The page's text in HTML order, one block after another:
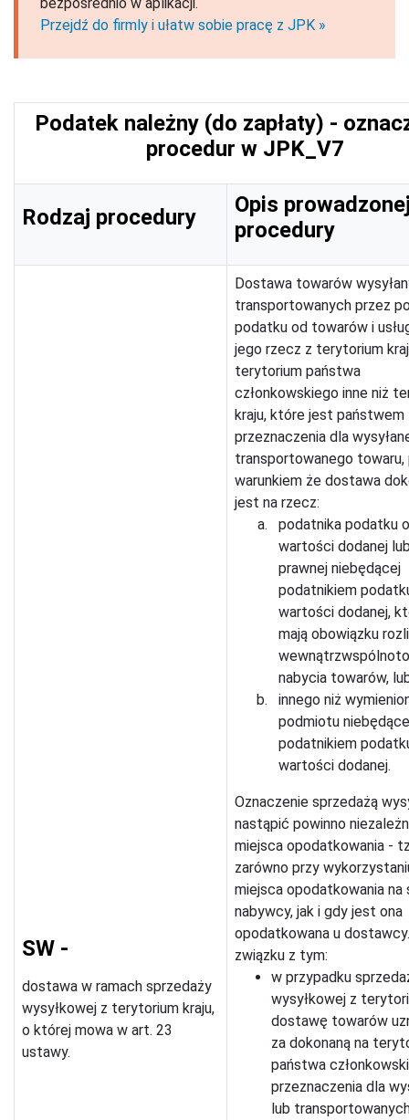
bezpośrednio w aplikacji.
Przejdź do firmly i ułatw sobie pracę z JPK »
Podatek należny (do zapłaty) -
procedur w JPK_V7
Rodzaj procedury
Opis
procedury
SW -
dostawa w ramach sprzedaży
wysyłkowej z terytorium kraju,
o której mowa w art. 23
ustawy.
Dostawa towarów
transportowanych przez
podatku od towarów i
jego rzecz z terytorium
terytorium państwa
członkowskiego inne niż
kraju, które jest państwem
przeznaczenia dla
transportowanego towaru,
warunkiem że dostawa
jest na rzecz:
podatnika podatku
wartości dodanej
prawnej niebędącej
podatnikiem
wartości dodanej,
mają obowiązku
nabycia towarów,
innego niż
podmiotu
podatnikiem
wartości dodanej.
Oznaczenie sprzedażą
nastąpić powinno
miejsca opodatkowania -
zarówno przy
miejsca opodatkowania na
nabywcy, jak i gdy jest ona
opodatkowana u
związku z tym:
w przypadku
wysyłkowej z
dostawę towarów
za dokonaną na
państwa
przeznaczenia dla
lub